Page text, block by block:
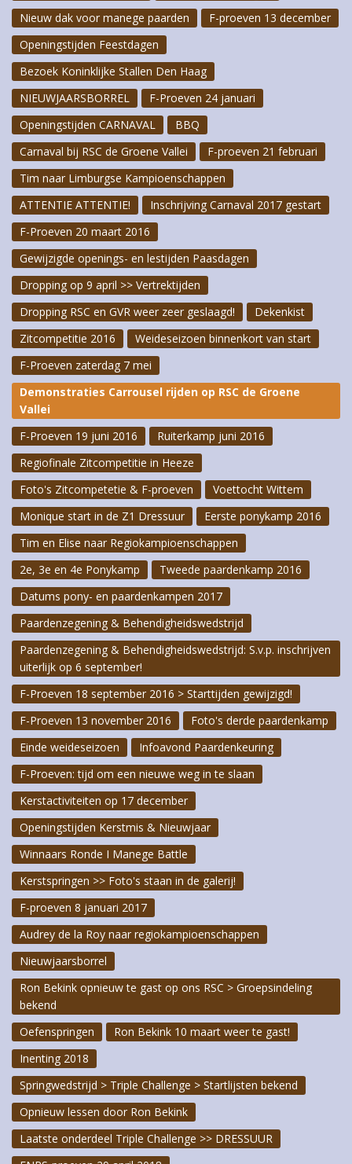
Nieuw dak voor manege paarden
F-proeven 13 december
Openingstijden Feestdagen
Bezoek Koninklijke Stallen Den Haag
NIEUWJAARSBORREL
F-Proeven 24 januari
Openingstijden CARNAVAL
BBQ
Carnaval bij RSC de Groene Vallei
F-proeven 21 februari
Tim naar Limburgse Kampioenschappen
ATTENTIE ATTENTIE!
Inschrijving Carnaval 2017 gestart
F-Proeven 20 maart 2016
Gewijzigde openings- en lestijden Paasdagen
Dropping op 9 april >> Vertrektijden
Dropping RSC en GVR weer zeer geslaagd!
Dekenkist
Zitcompetitie 2016
Weideseizoen binnenkort van start
F-Proeven zaterdag 7 mei
Demonstraties Carrousel rijden op RSC de Groene
Vallei
F-Proeven 19 juni 2016
Ruiterkamp juni 2016
Regiofinale Zitcompetitie in Heeze
Foto's Zitcompetetie & F-proeven
Voettocht Wittem
Monique start in de Z1 Dressuur
Eerste ponykamp 2016
Tim en Elise naar Regiokampioenschappen
2e, 3e en 4e Ponykamp
Tweede paardenkamp 2016
Datums pony- en paardenkampen 2017
Paardenzegening & Behendigheidswedstrijd
Paardenzegening & Behendigheidswedstrijd: S.v.p. inschrijven
uiterlijk op 6 september!
F-Proeven 18 september 2016 > Starttijden gewijzigd!
F-Proeven 13 november 2016
Foto's derde paardenkamp
Einde weideseizoen
Infoavond Paardenkeuring
F-Proeven: tijd om een nieuwe weg in te slaan
Kerstactiviteiten op 17 december
Openingstijden Kerstmis & Nieuwjaar
Winnaars Ronde I Manege Battle
Kerstspringen >> Foto's staan in de galerij!
F-proeven 8 januari 2017
Audrey de la Roy naar regiokampioenschappen
Nieuwjaarsborrel
Ron Bekink opnieuw te gast op ons RSC > Groepsindeling
bekend
Oefenspringen
Ron Bekink 10 maart weer te gast!
Inenting 2018
Springwedstrijd > Triple Challenge > Startlijsten bekend
Opnieuw lessen door Ron Bekink
Laatste onderdeel Triple Challenge >> DRESSUUR